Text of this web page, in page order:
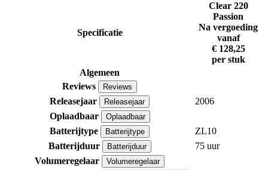
Specificatie
Clear 220
Passion
Na vergoeding
vanaf
€ 128,25
per stuk
Algemeen
Reviews
Reviews
Releasejaar Releasejaar
2006
Oplaadbaar
Oplaadbaar
Batterijtype Batterijtype
ZL10
Batterijduur
Batterijduur
75 uur
Volumeregelaar
Volumeregelaar